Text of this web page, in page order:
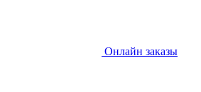
Онлайн заказы